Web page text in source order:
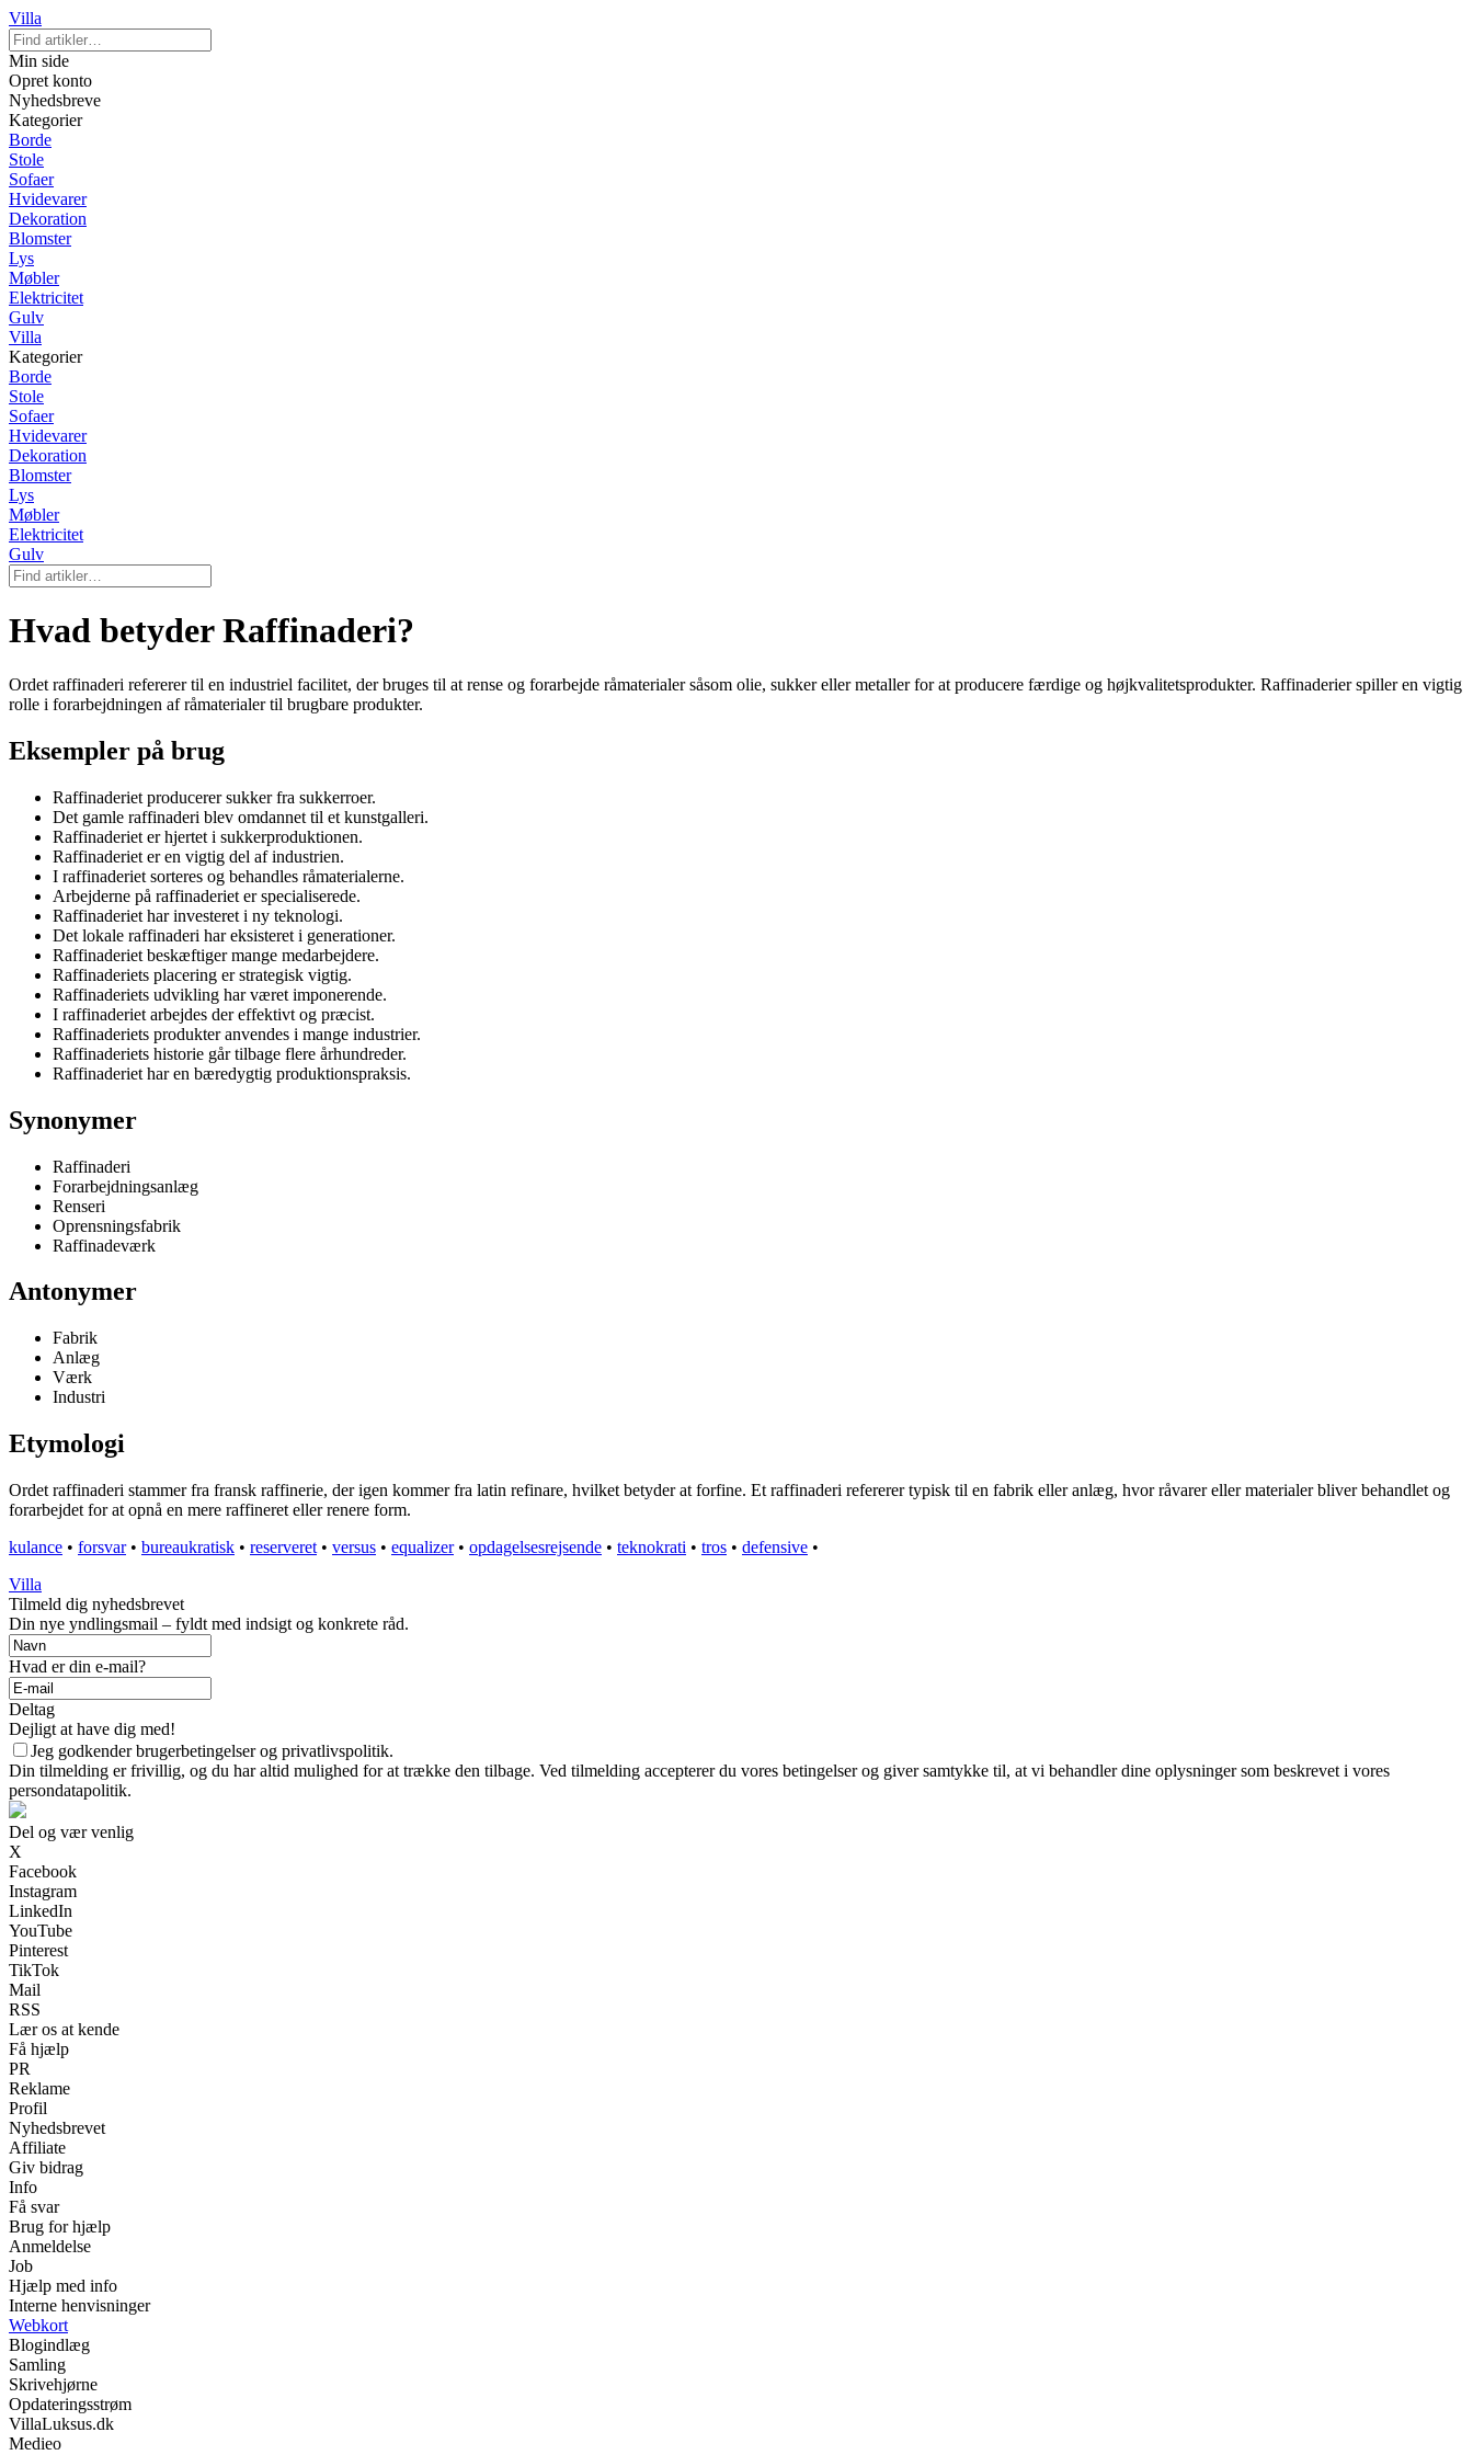
Villa
Min side
Opret konto
Nyhedsbreve
Kategorier
Borde
Stole
Sofaer
Hvidevarer
Dekoration
Blomster
Lys
Møbler
Elektricitet
Gulv
Villa
Kategorier
Borde
Stole
Sofaer
Hvidevarer
Dekoration
Blomster
Lys
Møbler
Elektricitet
Gulv
Hvad betyder Raffinaderi?
Ordet raffinaderi refererer til en industriel facilitet, der bruges til at rense og forarbejde råmaterialer såsom olie, sukker eller metaller for at producere færdige og højkvalitetsprodukter. Raffinaderier spiller en vigtig
rolle i forarbejdningen af råmaterialer til brugbare produkter.
Eksempler på brug
Raffinaderiet producerer sukker fra sukkerroer.
Det gamle raffinaderi blev omdannet til et kunstgalleri.
Raffinaderiet er hjertet i sukkerproduktionen.
Raffinaderiet er en vigtig del af industrien.
I raffinaderiet sorteres og behandles råmaterialerne.
Arbejderne på raffinaderiet er specialiserede.
Raffinaderiet har investeret i ny teknologi.
Det lokale raffinaderi har eksisteret i generationer.
Raffinaderiet beskæftiger mange medarbejdere.
Raffinaderiets placering er strategisk vigtig.
Raffinaderiets udvikling har været imponerende.
I raffinaderiet arbejdes der effektivt og præcist.
Raffinaderiets produkter anvendes i mange industrier.
Raffinaderiets historie går tilbage flere århundreder.
Raffinaderiet har en bæredygtig produktionspraksis.
Synonymer
Raffinaderi
Forarbejdningsanlæg
Renseri
Oprensningsfabrik
Raffinadeværk
Antonymer
Fabrik
Anlæg
Værk
Industri
Etymologi
Ordet raffinaderi stammer fra fransk raffinerie, der igen kommer fra latin refinare, hvilket betyder at forfine. Et raffinaderi refererer typisk til en fabrik eller anlæg, hvor råvarer eller materialer bliver behandlet og
forarbejdet for at opnå en mere raffineret eller renere form.
kulance • forsvar• bureaukratisk • reserveret • versus • equalizer• opdagelsesrejsende • teknokrati • tros • defensive •
Villa
Tilmeld dig nyhedsbrevet
Din nye yndlingsmail – fyldt med indsigt og konkrete råd.
Hvad er din e-mail?
Deltag
Dejligt at have dig med!
Jeg godkender brugerbetingelser og privatlivspolitik.
Din tilmelding er frivillig, og du har altid mulighed for at trække den tilbage. Ved tilmelding accepterer du vores betingelser og giver samtykke til, at vi behandler dine oplysninger som beskrevet i vores
persondatapolitik.
Del og vær venlig
X
Facebook
Instagram
LinkedIn
YouTube
Pinterest
TikTok
Mail
RSS
Lær os at kende
Få hjælp
PR
Reklame
Profil
Nyhedsbrevet
Affiliate
Giv bidrag
Info
Få svar
Brug for hjælp
Anmeldelse
Job
Hjælp med info
Interne henvisninger
Webkort
Blogindlæg
Samling
Skrivehjørne
Opdateringsstrøm
VillaLuksus.dk
Medieo